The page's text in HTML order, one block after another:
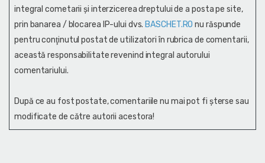
integral cometarii și interzicerea dreptului de a posta pe site,
prin banarea / blocarea IP-ului dvs.BASCHET.RO nu răspunde
pentru conţinutul postat de utilizatori în rubrica de comentarii,
această responsabilitate revenind integral autorului
comentariului.
După ce au fost postate, comentariile nu mai pot fi șterse sau
modificate de către autorii acestora!